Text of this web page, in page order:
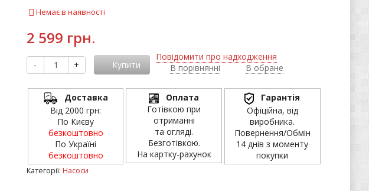
Немає в наявності
2 599 грн.
- + Купити
Повідомити про надходження
В порівнянні
В обране
Доставка
Від 2000 грн:
По Києву
безкоштовно
По Україні
безкоштовно
Оплата
Готівкою при
отриманні
та огляді.
Безготівкою.
На картку-рахунок
Гарантія
Офіційна, від
виробника.
Повернення/Обмін
14 днів з моменту
покупки
Категорії: Насоси